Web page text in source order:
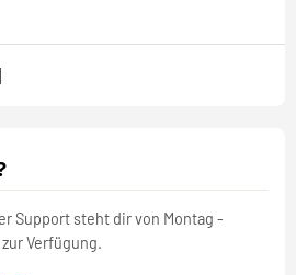
Support steht dir von Montag -
Verfügung.